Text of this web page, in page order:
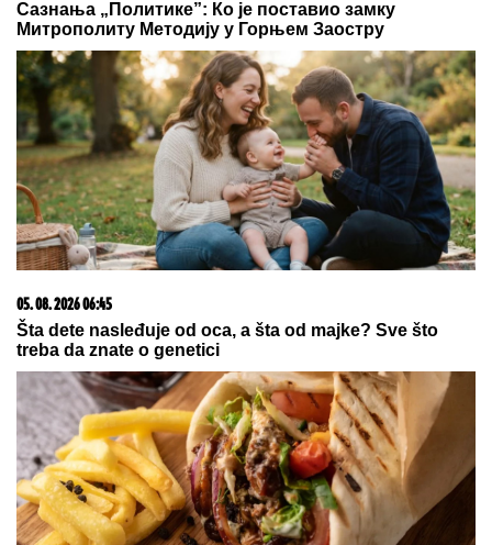
(FOTO) DARKO LAZIĆ I KATARINA
UŽIVAJU U DVORCUSupruga pevača
pokazala u kakvom luksuzu se
baškare, a ispred ogroman bazen
"OKO SINA PERUNA NE MOŽE NIKO
DA NAM POMOGNE"Žena Ognjena
Amidžića zbog ćerke Lole unajmila
DADILJU IZ AZIJE, pa priznala sa
čim se suočavaju u domu! (FOTO)